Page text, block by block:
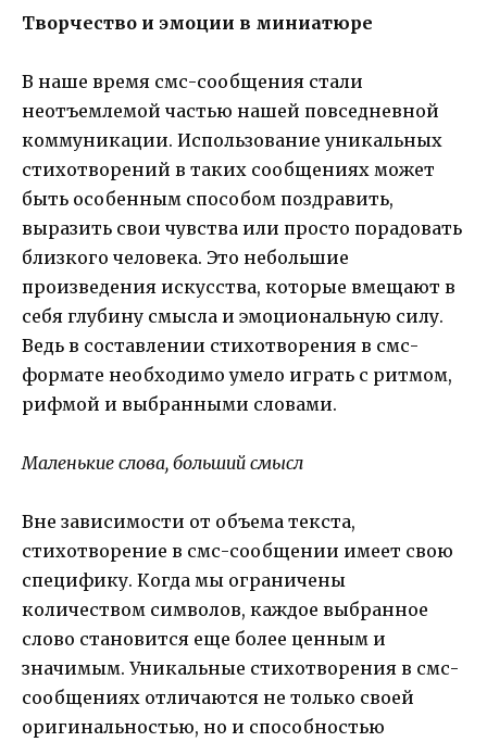
Творчество и эмоции в миниатюре
В наше время смс-сообщения стали
неотъемлемой частью нашей повседневной
коммуникации. Использование уникальных
стихотворений в таких сообщениях может
быть особенным способом поздравить,
выразить свои чувства или просто порадовать
близкого человека. Это небольшие
произведения искусства, которые вмещают в
себя глубину смысла и эмоциональную силу.
Ведь в составлении стихотворения в смс-
формате необходимо умело играть с ритмом,
рифмой и выбранными словами.
Маленькие слова, больший смысл
Вне зависимости от объема текста,
стихотворение в смс-сообщении имеет свою
специфику. Когда мы ограничены
количеством символов, каждое выбранное
слово становится еще более ценным и
значимым. Уникальные стихотворения в смс-
сообщениях отличаются не только своей
оригинальностью, но и способностью